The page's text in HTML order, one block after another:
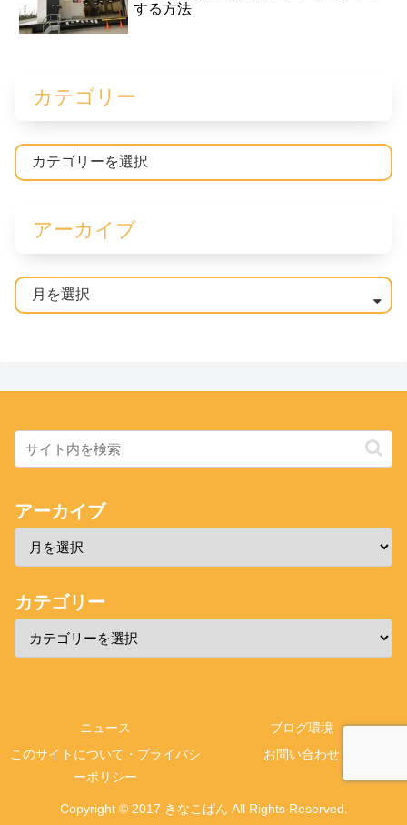
する方法
カテゴリー
アーカイブ
アーカイブ
カテゴリー
ニュース
ブログ環境
このサイトについて・プライバシ
ーポリシー
お問い合わせ
Copyright © 2017 きなこぱん All Rights Reserved.